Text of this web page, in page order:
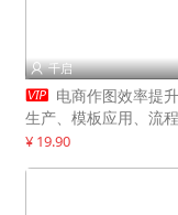
 千启
 电商作图效率提
生产、模板应用、流
20+细分品类实操案
¥ 19.90